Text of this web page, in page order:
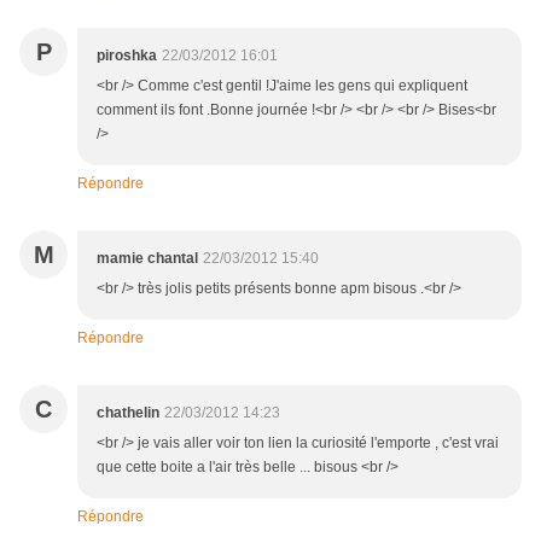
P piroshka 22/03/2012 16:01
<br /> Comme c'est gentil !J'aime les gens qui expliquent
comment ils font .Bonne journée !<br /> <br /> <br /> Bises<br
/>
Répondre
M mamie chantal 22/03/2012 15:40
<br /> très jolis petits présents bonne apm bisous .<br />
Répondre
C chathelin 22/03/2012 14:23
<br /> je vais aller voir ton lien la curiosité l'emporte , c'est vrai
que cette boite a l'air très belle ... bisous <br />
Répondre